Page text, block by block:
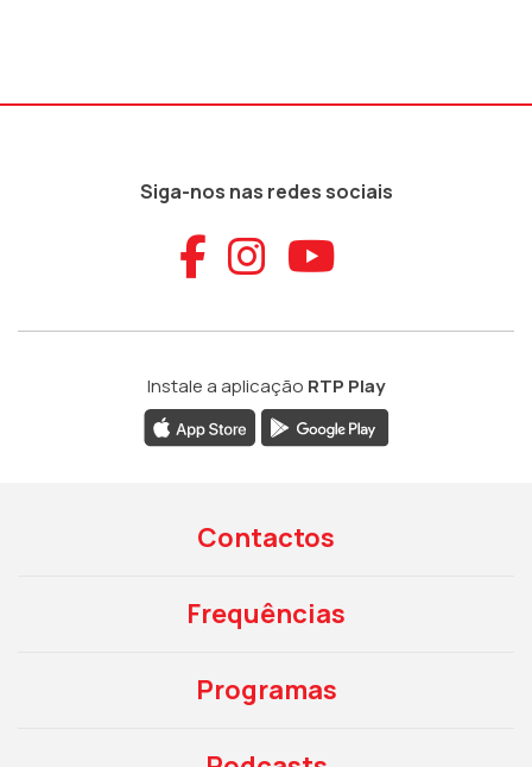
Siga-nos nas redes sociais
Aceder ao
Aceder ao
Aceder
Instale a aplicação RTP Play
Contactos
Frequências
Programas